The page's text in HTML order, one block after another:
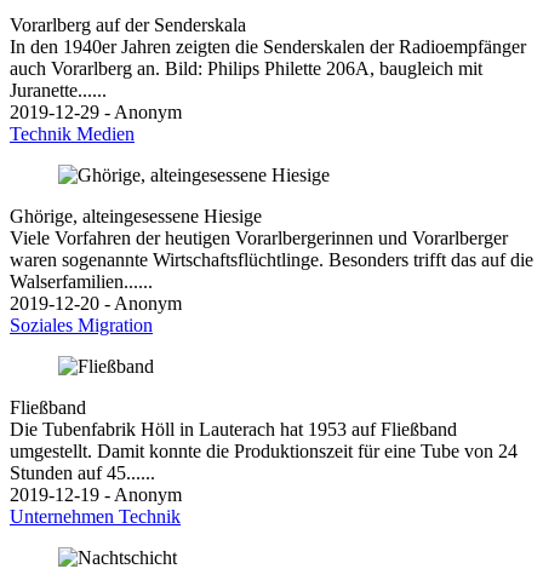
Vorarlberg auf der Senderskala
In den 1940er Jahren zeigten die Senderskalen der Radioempfänger
auch Vorarlberg an. Bild: Philips Philette 206A, baugleich mit
Juranette......
2019-12-29 - Anonym
Technik Medien
Ghörige, alteingesessene Hiesige
Viele Vorfahren der heutigen Vorarlbergerinnen und Vorarlberger
waren sogenannte Wirtschaftsflüchtlinge. Besonders trifft das auf die
Walserfamilien......
2019-12-20 - Anonym
Soziales Migration
Fließband
Die Tubenfabrik Höll in Lauterach hat 1953 auf Fließband
umgestellt. Damit konnte die Produktionszeit für eine Tube von 24
Stunden auf 45......
2019-12-19 - Anonym
Unternehmen Technik